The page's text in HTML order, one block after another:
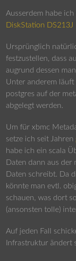
Ausserdem habe
DiskStation DS213J
Ursprünglich
festzustellen, dass
augrund dessen
Unter anderem läuft
postgres auf der
abgelegt werden.
Um für xbmc
setze ich seit Jahren
habe ich ein scala
Daten dann aus
Daten schreibt. Da
könnte man evtl.
schauen, was dort
(ansonsten tolle)
Auf jeden Fall
Infrastruktur ändert